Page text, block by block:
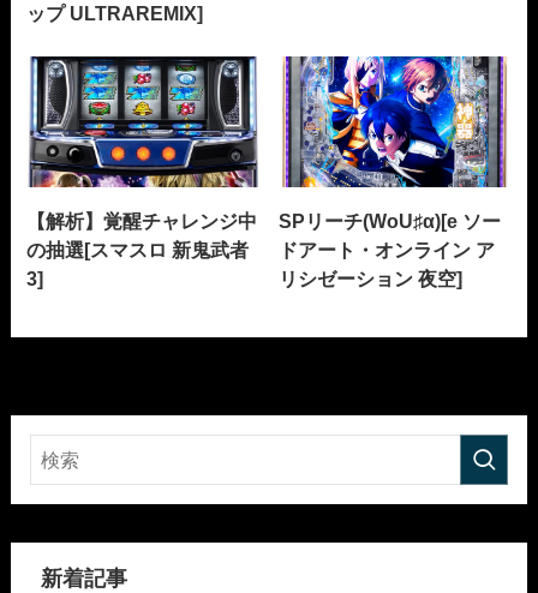
ップ ULTRAREMIX]
【解析】覚醒チャレンジ中
の抽選[スマスロ 新鬼武者
3]
SPリーチ(WoU♯α)[e ソー
ドアート・オンライン ア
リシゼーション 夜空]
新着記事